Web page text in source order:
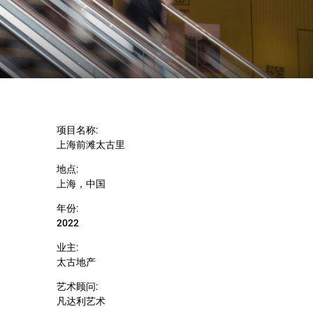
项目名称:
上海前滩太古里
地点:
上海，中国
年份:
2022
业主:
太古地产
艺术顾问:
凡达利艺术